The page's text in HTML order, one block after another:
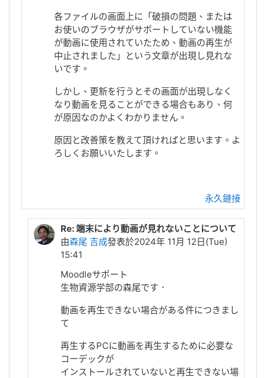
各ファイルの画面上に「破損の問題、または
お使いのブラウザがサポートしていない機能
が動画に使用されていたため、動画の再生が
中止されました」
という文章が出現し見れな
いです。
しかし、更新を行うとその画面が出現しなく
なり動画を見ることができる場合もあり、何
が原因なのかよくわかりません。
原因と改善策を教えて頂ければと思います。よ
ろしくお願いいたします。
永久鏈接
Re: 端末により動画が見れないことについて
由森尾 吉成發表於2024年 11月 12日(Tue)
15:41
Moodleサポート
生物資源学部の森尾です．
動画を再生できない場合がある件につきまし
て
再生するPCに動画を再生するために必要な
コーデックが
インストールされていないと再生できない場